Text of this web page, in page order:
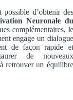
d’obtenir des
Neuronale du
complémentaires, le
engage un dialogue
de façon rapide et
de nouveaux
retrouver un équilibre